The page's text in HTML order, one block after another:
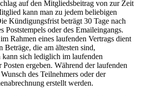
auf den Mitgliedsbeitrag von zur Zeit
kann man zu jedem beliebigen
Kündigungsfrist beträgt 30 Tage nach
Poststempels oder des Emaileingangs.
Rahmen eines laufenden Vertrags dient
Beträge, die am ältesten sind,
sich lediglich im laufenden
ergeben. Während der laufenden
des Teilnehmers oder der
erstellt werden.